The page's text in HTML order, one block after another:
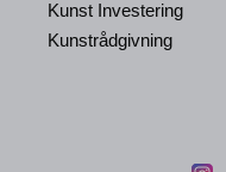
Kunst Investering
Kunstrådgivning